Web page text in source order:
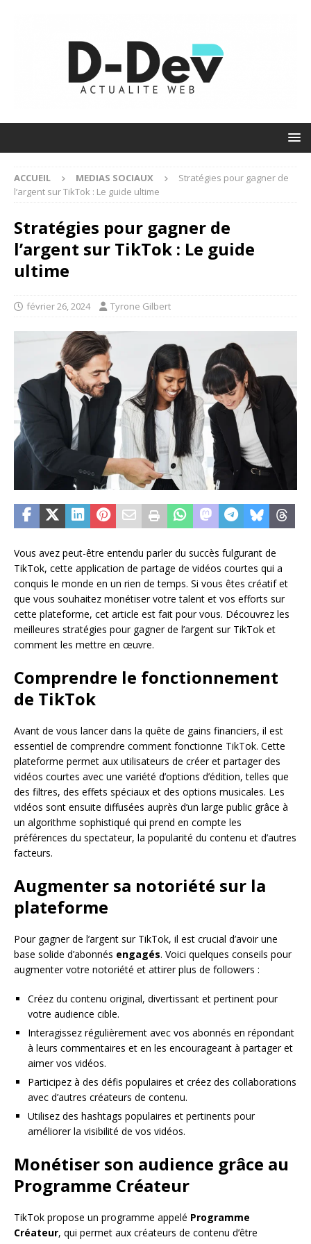
ACCUEIL MEDIAS SOCIAUX
Stratégies pour gagner de
l’argent sur TikTok : Le guide ultime
Stratégies pour gagner de
l’argent sur TikTok : Le guide
ultime
février 26, 2024 Tyrone Gilbert
Vous avez peut-être entendu parler du succès fulgurant de
TikTok, cette application de partage de vidéos courtes qui a
conquis le monde en un rien de temps. Si vous êtes créatif et
que vous souhaitez monétiser votre talent et vos efforts sur
cette plateforme, cet article est fait pour vous. Découvrez les
meilleures stratégies pour gagner de l’argent sur TikTok et
comment les mettre en œuvre.
Comprendre le fonctionnement
de TikTok
Avant de vous lancer dans la quête de gains financiers, il est
essentiel de comprendre comment fonctionne TikTok. Cette
plateforme permet aux utilisateurs de créer et partager des
vidéos courtes avec une variété d’options d’édition, telles que
des filtres, des effets spéciaux et des options musicales. Les
vidéos sont ensuite diffusées auprès d’un large public grâce à
un algorithme sophistiqué qui prend en compte les
préférences du spectateur, la popularité du contenu et d’autres
facteurs.
Augmenter sa notoriété sur la
plateforme
Pour gagner de l’argent sur TikTok, il est crucial d’avoir une
base solide d’abonnés engagés. Voici quelques conseils pour
augmenter votre notoriété et attirer plus de followers :
Créez du contenu original, divertissant et pertinent pour
votre audience cible.
Interagissez régulièrement avec vos abonnés en répondant
à leurs commentaires et en les encourageant à partager et
aimer vos vidéos.
Participez à des défis populaires et créez des collaborations
avec d’autres créateurs de contenu.
Utilisez des hashtags populaires et pertinents pour
améliorer la visibilité de vos vidéos.
Monétiser son audience grâce au
Programme Créateur
TikTok propose un programme appelé Programme
Créateur, qui permet aux créateurs de contenu d’être